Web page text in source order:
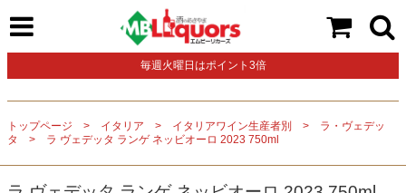
毎週火曜日はポイント3倍
トップページ イタリア イタリアワイン生産者別
ラ・ヴェデッ
タ
ラ ヴェデッタ ランゲ ネッビオーロ 2023 750ml